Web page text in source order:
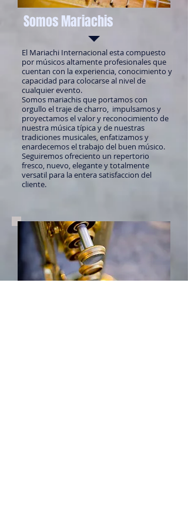
Somos Mariachis
El Mariachi Internacional esta compuesto
por músicos altamente profesionales que
cuentan con la experiencia, conocimiento y
capacidad para colocarse al nivel de
cualquier evento.
Somos mariachis que portamos con
orgullo el traje de charro, impulsamos y
proyectamos el valor y reconocimiento de
nuestra música típica y de nuestras
tradiciones musicales, enfatizamos y
enardecemos el trabajo del buen músico.
Seguiremos ofreciento un repertorio
fresco, nuevo, elegante y totalmente
versatil para la entera satisfaccion del
cliente.